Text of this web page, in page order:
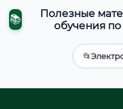
📚
Полезные
обучения
📂